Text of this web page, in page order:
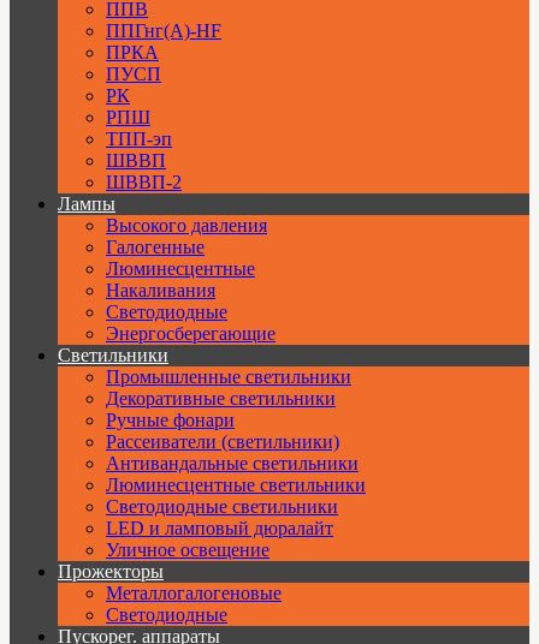
ППВ
ППГнг(А)-HF
ПРКА
ПУСП
РК
РПШ
ТПП-эп
ШВВП
ШВВП-2
Лампы
Высокого давления
Галогенные
Люминесцентные
Накаливания
Светодиодные
Энергосберегающие
Светильники
Промышленные светильники
Декоративные светильники
Ручные фонари
Рассеиватели (светильники)
Антивандальные светильники
Люминесцентные светильники
Cветодиодные светильники
LED и ламповый дюралайт
Уличное освещение
Прожекторы
Металлогалогеновые
Светодиодные
Пускорег. аппараты